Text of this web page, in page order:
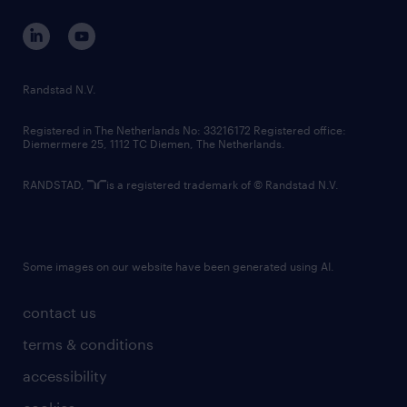
corporate governance
randstad innovation fund
country websites
contact us
terms & conditions
accessibility
Randstad N.V.
Registered in The Netherlands No: 33216172 Registered office:
Diemermere 25, 1112 TC Diemen, The Netherlands.
RANDSTAD, is a registered trademark of © Randstad N.V.
Some images on our website have been generated using AI.